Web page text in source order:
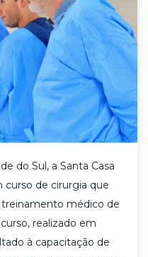
do Sul, a Santa Casa
de cirurgia que
treinamento médico de
realizado em
à capacitação de